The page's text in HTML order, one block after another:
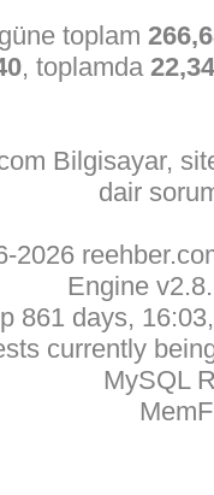
toplam
, toplamda
Bilgisayar,
dair
2026
Engine
861 days,
currently
MySQL